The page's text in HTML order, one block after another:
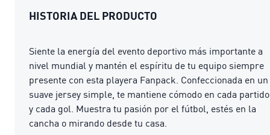
HISTORIA DEL PRODUCTO
Siente la energía del evento deportivo más importante a
nivel mundial y mantén el espíritu de tu equipo siempre
presente con esta playera Fanpack. Confeccionada en un
suave jersey simple, te mantiene cómodo en cada partido
y cada gol. Muestra tu pasión por el fútbol, estés en la
cancha o mirando desde tu casa.